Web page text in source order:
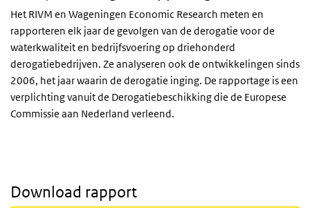
Het RIVM en Wageningen Economic Research meten en
rapporteren elk jaar de gevolgen van de derogatie voor de
waterkwaliteit en bedrijfsvoering op driehonderd
derogatiebedrijven. Ze analyseren ook de ontwikkelingen sinds
2006, het jaar waarin de derogatie inging. De rapportage is een
verplichting vanuit de Derogatiebeschikking die de Europese
Commissie aan Nederland verleend.
Download rapport